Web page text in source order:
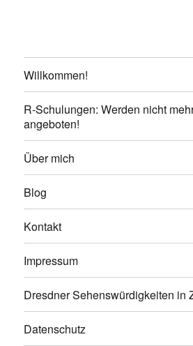
Willkommen!
R-Schulungen: Werden nicht
angeboten!
Über mich
Blog
Kontakt
Impressum
Dresdner Sehenswürdigkeiten in
Datenschutz